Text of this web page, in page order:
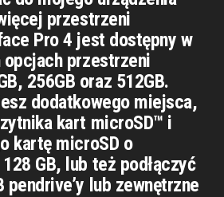
przestrzeni
Pro 4 jest dostępny w
przestrzeni
256GB oraz 512GB.
dodatkowego miejsca,
kart microSD™ i
kartę microSD o
GB, lub też podłączyć
pendrive’y lub zewnętrzne